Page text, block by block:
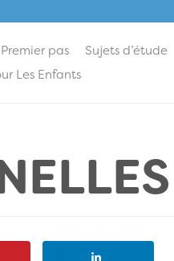
Premier pas Sujets d’étude
Les Enfants